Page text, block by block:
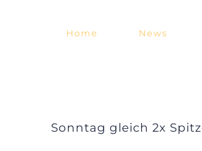
Home News
Sonntag gleich 2x